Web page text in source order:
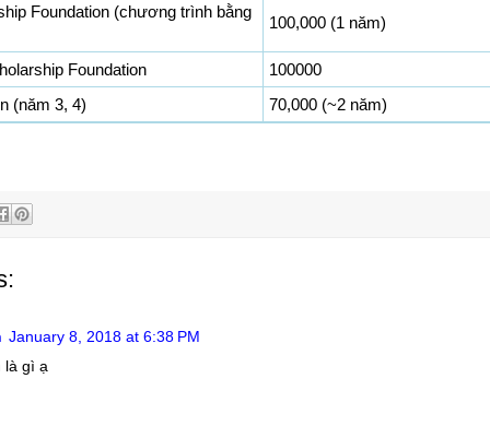
Foundation (chương trình bằng
100,000 (1 năm)
Foundation 100000
(năm 3, 4)
70,000 (~2 năm)
January 8, 2018 at 6:38 PM
là gì ạ